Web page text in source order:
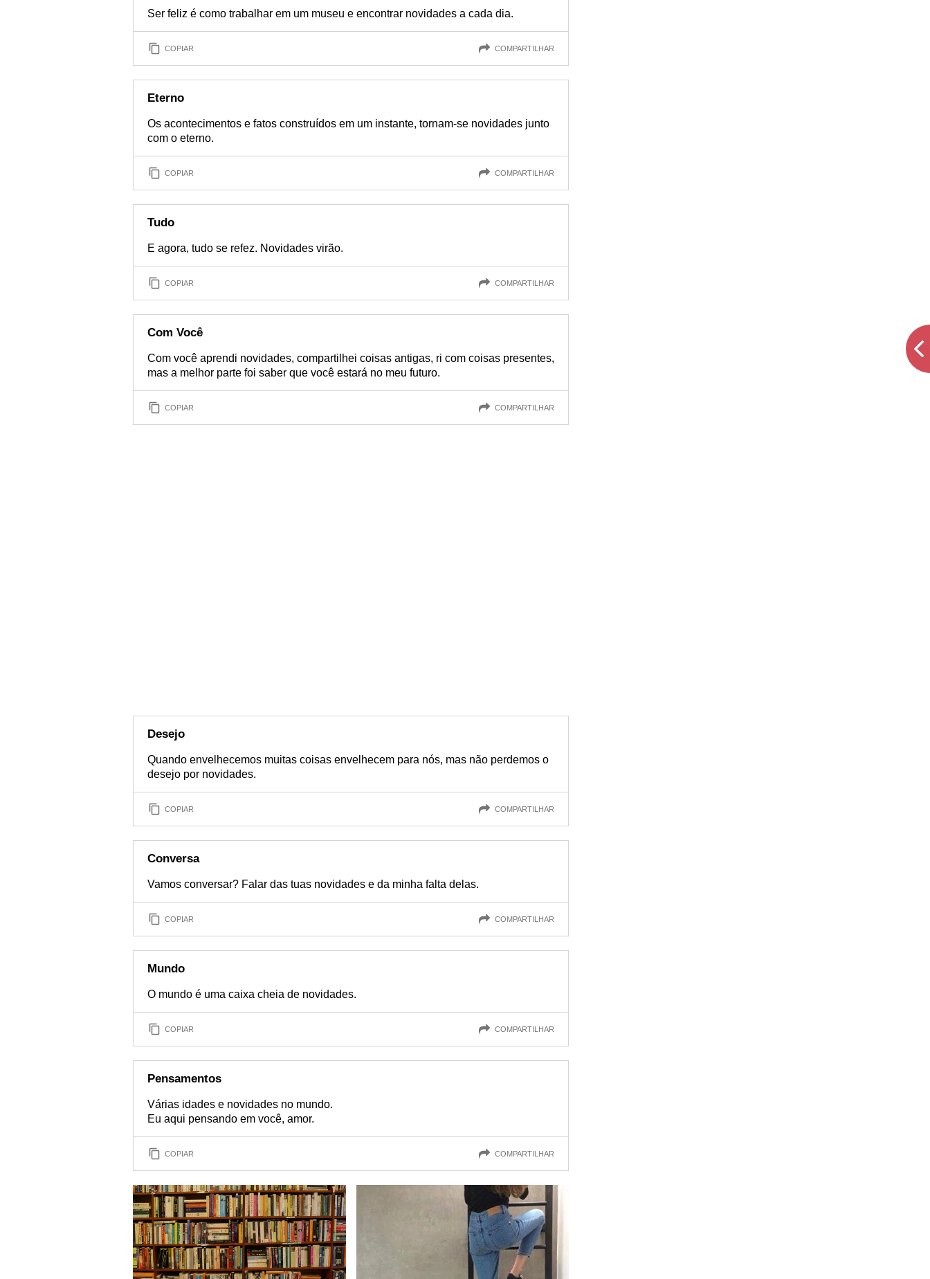
Ser feliz é como trabalhar em um museu e encontrar novidades a cada dia.
COPIAR COMPARTILHAR
Eterno
Os acontecimentos e fatos construídos em um instante, tornam-se novidades junto
com o eterno.
COPIAR COMPARTILHAR
Tudo
E agora, tudo se refez. Novidades virão.
COPIAR COMPARTILHAR
Com Você
Com você aprendi novidades, compartilhei coisas antigas, ri com coisas presentes,
mas a melhor parte foi saber que você estará no meu futuro.
COPIAR COMPARTILHAR
Desejo
Quando envelhecemos muitas coisas envelhecem para nós, mas não perdemos o
desejo por novidades.
COPIAR COMPARTILHAR
Conversa
Vamos conversar? Falar das tuas novidades e da minha falta delas.
COPIAR COMPARTILHAR
Mundo
O mundo é uma caixa cheia de novidades.
COPIAR COMPARTILHAR
Pensamentos
Várias idades e novidades no mundo.
Eu aqui pensando em você, amor.
COPIAR COMPARTILHAR